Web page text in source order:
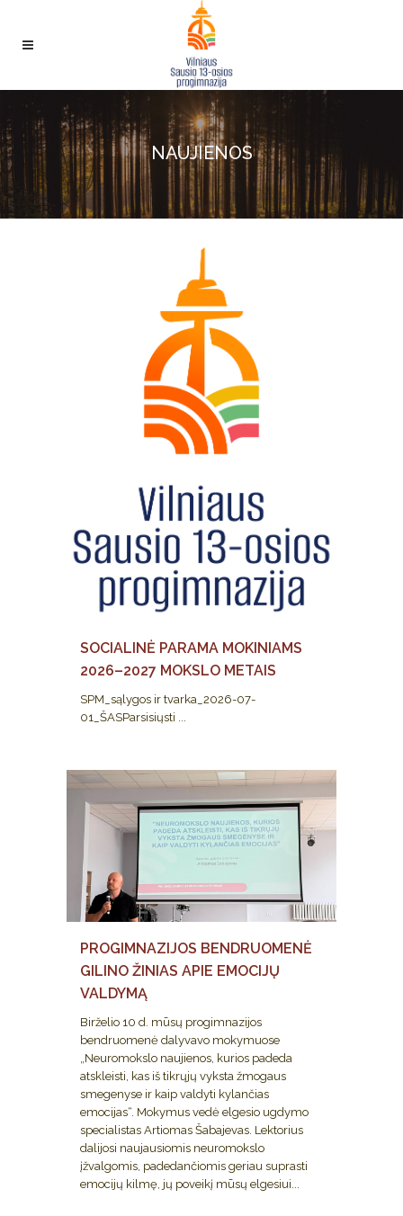
NAUJIENOS
SOCIALINĖ PARAMA MOKINIAMS
2026–2027 MOKSLO METAIS
SPM_sąlygos ir tvarka_2026-07-
01_ŠASParsisiųsti ...
PROGIMNAZIJOS BENDRUOMENĖ
GILINO ŽINIAS APIE EMOCIJŲ
VALDYMĄ
Birželio 10 d. mūsų progimnazijos
bendruomenė dalyvavo mokymuose
„Neuromokslo naujienos, kurios padeda
atskleisti, kas iš tikrųjų vyksta žmogaus
smegenyse ir kaip valdyti kylančias
emocijas“. Mokymus vedė elgesio ugdymo
specialistas Artiomas Šabajevas. Lektorius
dalijosi naujausiomis neuromokslo
įžvalgomis, padedančiomis geriau suprasti
emocijų kilmę, jų poveikį mūsų elgesiui...